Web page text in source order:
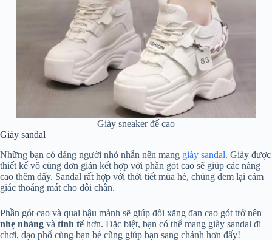
Giày sneaker đế cao
Giày sandal
Những bạn có dáng người nhỏ nhắn nên mang giày sandal. Giày được
thiết kế vô cùng đơn giản kết hợp với phần gót cao sẽ giúp các nàng
cao thêm đấy. Sandal rất hợp với thời tiết mùa hè, chúng đem lại cảm
giác thoáng mát cho đôi chân.
Phần gót cao và quai hậu mảnh sẽ giúp đôi xăng đan cao gót trở nên
nhẹ nhàng và tinh tếhơn. Đặc biệt, bạn có thể mang giày sandal đi
chơi, dạo phố cùng bạn bè cũng giúp bạn sang chảnh hơn đấy!